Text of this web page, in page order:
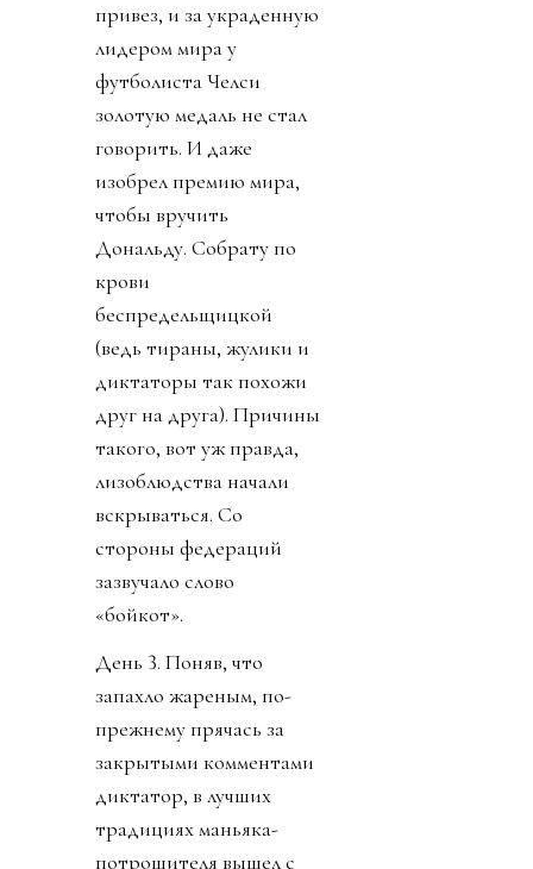
привез, и за украденную
лидером мира у
футболиста Челси
золотую медаль не стал
говорить. И даже
изобрел премию мира,
чтобы вручить
Дональду. Собрату по
крови
беспредельщицкой
(ведь тираны, жулики и
диктаторы так похожи
друг на друга). Причины
такого, вот уж правда,
лизоблюдства начали
вскрываться. Со
стороны федераций
зазвучало слово
«бойкот».
День 3. Поняв, что
запахло жареным, по-
прежнему прячась за
закрытыми комментами
диктатор, в лучших
традициях маньяка-
потрошителя вышел с